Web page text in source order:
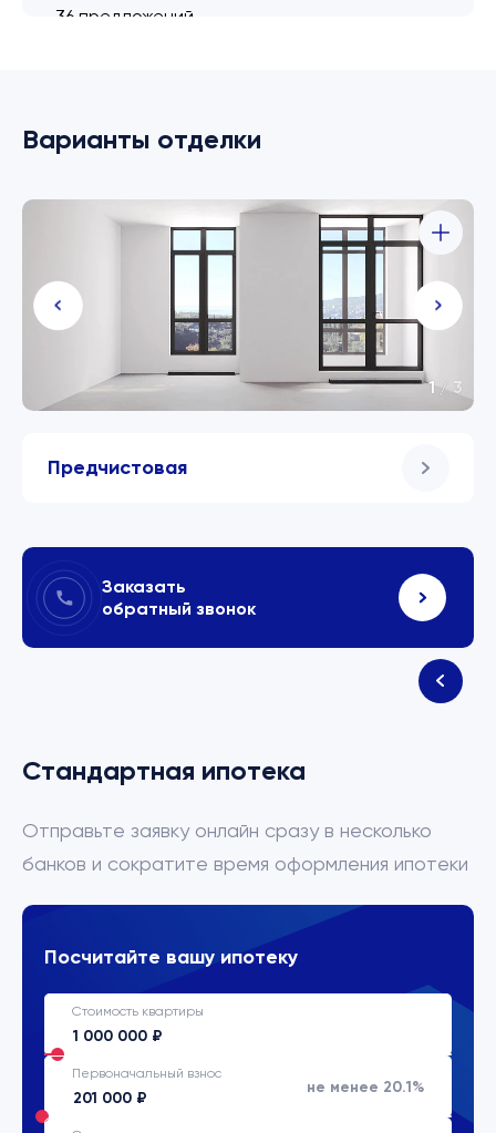
36 предложений
Варианты отделки
Предчистовая
1 /3
Заказать
обратный звонок
Стандартная ипотека
Отправьте заявку онлайн сразу в несколько
банков и сократите время оформления ипотеки
Посчитайте вашу ипотеку
Стоимость квартиры
Первоначальный взнос
не менее 20.1%